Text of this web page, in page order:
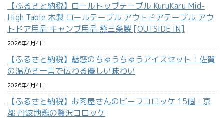
【ふるさと納税】ロールトップテーブル KuruKaru Mid-
High Table 木製 ロールテーブル アウトドアテーブル アウ
トドア用品 キャンプ用品 燕三条製 [OUTSIDE IN]
2026年4月4日
【ふるさと納税】魅惑のちゅうちゅうアイスセット！佐賀
の温かさ一言で伝わる優しい味わい
2026年4月4日
【ふるさと納税】お肉屋さんのビーフコロッケ 15個 - 京
都 丹波地鶏の贅沢コロッケ